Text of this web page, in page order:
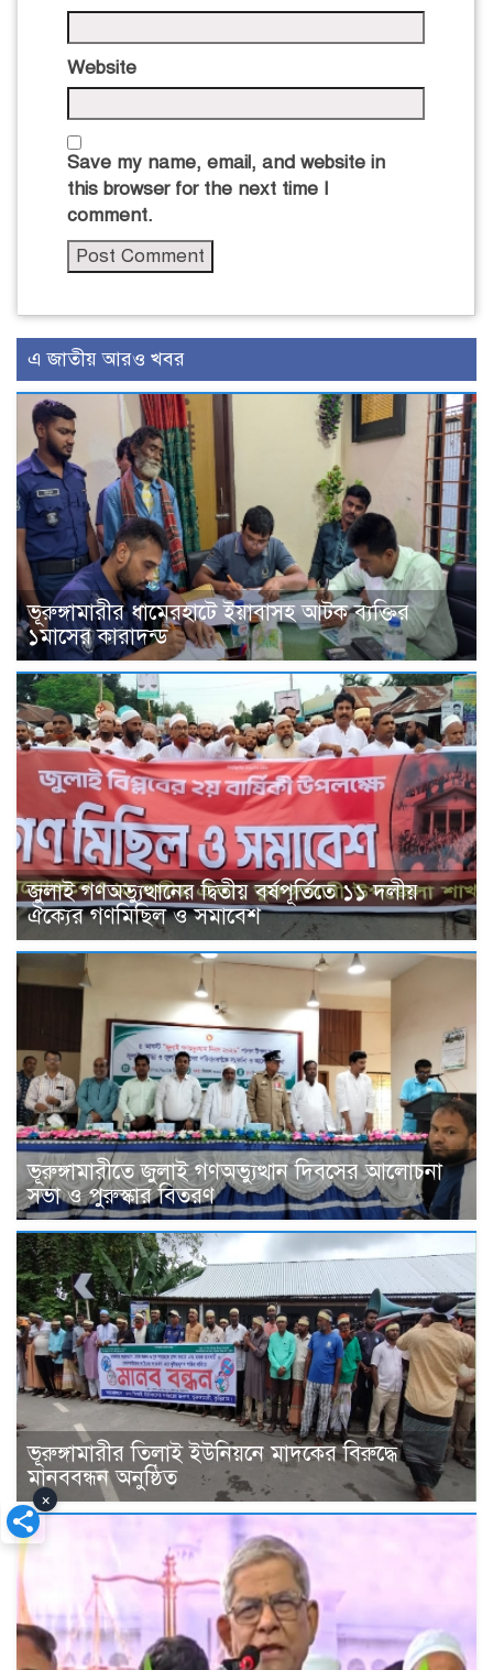
Website
Save my name, email, and website in
this browser for the next time I
comment.
এ জাতীয় আরও খবর
ভূরুঙ্গামারীর ধামেরহাটে ইয়াবাসহ আটক ব‍্যক্তির
১মাসের কারাদন্ড
জুলাই গণঅভ্যুত্থানের দ্বিতীয় বর্ষপূর্তিতে ১১ দলীয়
ঐক্যের গণমিছিল ও সমাবেশ
ভূরুঙ্গামারীতে জুলাই গণঅভ‍্যুত্থান দিবসের আলোচনা
সভা ও পুরুস্কার বিতরণ
ভূরুঙ্গামারীর তিলাই ইউনিয়নে মাদকের বিরুদ্ধে
মানববন্ধন অনুষ্ঠিত
×